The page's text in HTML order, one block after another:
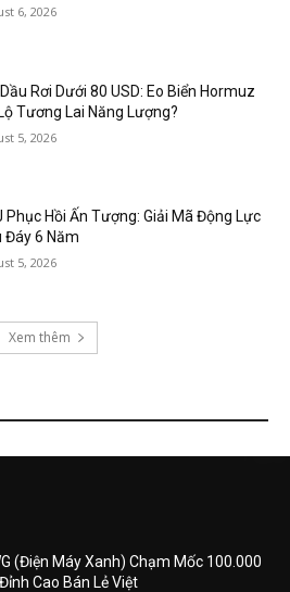
6, 2026
Rơi Dưới 80 USD: Eo Biển Hormuz
Tương Lai Năng Lượng?
5, 2026
Phục Hồi Ấn Tượng: Giải Mã Động Lực
Đáy 6 Năm
5, 2026
Xem thêm
(Điện Máy Xanh) Chạm Mốc 100.000
Cao Bán Lẻ Việt